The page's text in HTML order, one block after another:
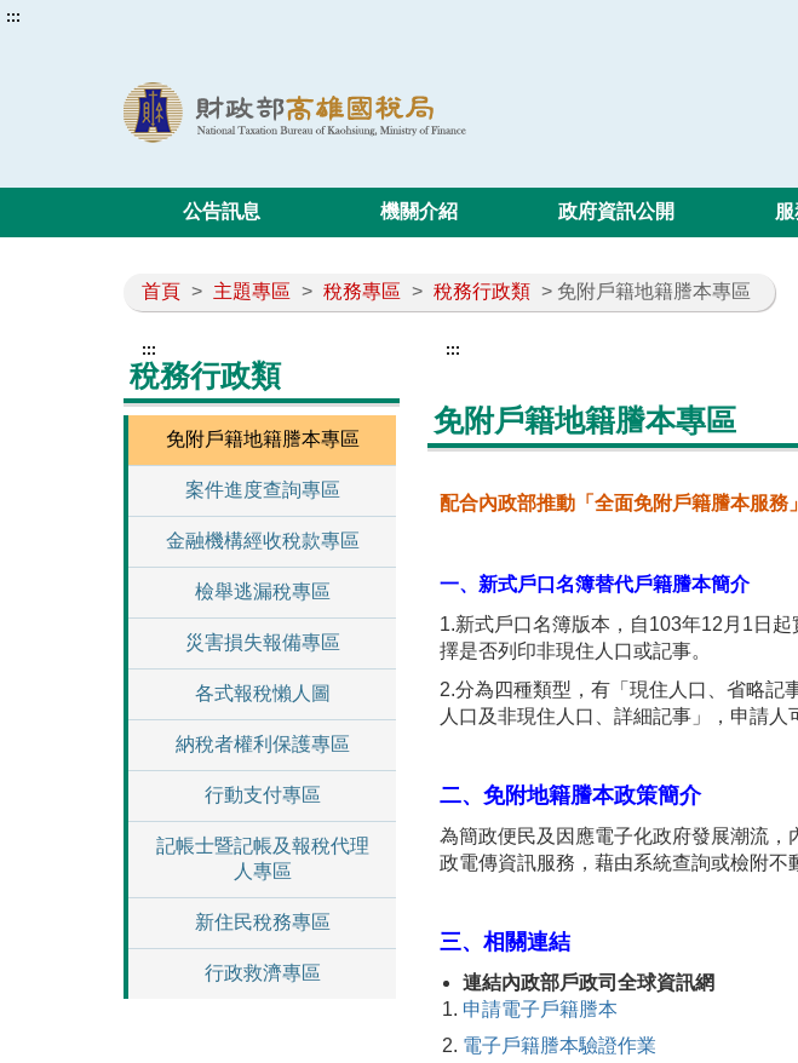
:::
公告訊息 機關介紹 政府資訊公開
首頁 > 主題專區 > 稅務專區 > 稅務行政類 > 免附戶籍地籍謄本專區
:::
稅務行政類
免附戶籍地籍謄本專區
案件進度查詢專區
金融機構經收稅款專區
檢舉逃漏稅專區
災害損失報備專區
各式報稅懶人圖
納稅者權利保護專區
行動支付專區
記帳士暨記帳及報稅代理
人專區
新住民稅務專區
行政救濟專區
:::
免附戶籍地籍謄本專區
配合內政部推動「全面免附戶籍謄本服務
一、新式戶口名簿替代戶籍謄本簡介
1.新式戶口名簿版本，自103年12月1日
擇是否列印非現住人口或記事。
2.分為四種類型，有「現住人口、省略記
人口及非現住人口、詳細記事」，申請人
二、免附地籍謄本政策簡介
為簡政便民及因應電子化政府發展潮流
政電傳資訊服務，藉由系統查詢或檢附不
三、相關連結
連結內政部戶政司全球資訊網
申請電子戶籍謄本
電子戶籍謄本驗證作業